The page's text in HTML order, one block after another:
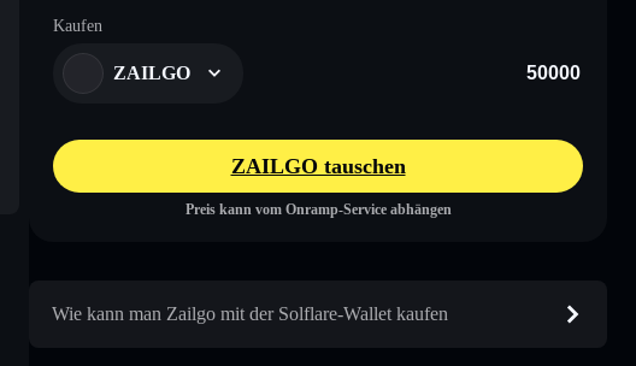
Kaufen
ZAILGO
ZAILGO tauschen
Preis kann vom Onramp-Service abhängen
Wie kann man Zailgo mit der Solflare-Wallet kaufen